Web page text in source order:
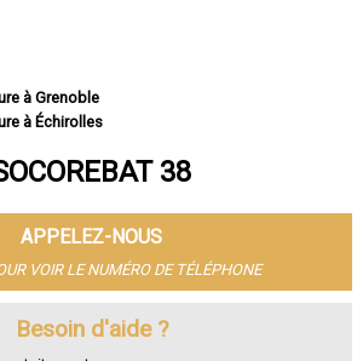
à Grenoble
à Échirolles
à Vienne
à Fontaine
à Voiron
à Villefontaine
à Meylan
à Saint-Égrève
à L'Isle-d'Abeau
38
APPELEZ-NOUS
VOIR LE NUMÉRO DE TÉLÉPHONE
Besoin d'aide ?